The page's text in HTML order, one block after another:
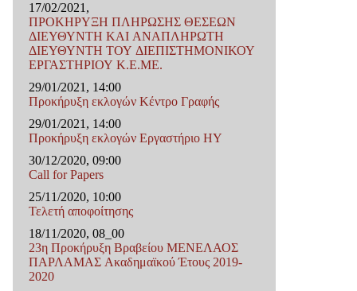
17/02/2021,
ΠΡΟΚΗΡΥΞΗ ΠΛΗΡΩΣΗΣ ΘΕΣΕΩΝ
ΔΙΕΥΘΥΝΤΗ ΚΑΙ ΑΝΑΠΛΗΡΩΤΗ
ΔΙΕΥΘΥΝΤΗ ΤΟΥ ΔΙΕΠΙΣΤΗΜΟΝΙΚΟΥ
ΕΡΓΑΣΤΗΡΙΟΥ Κ.Ε.ΜΕ.
29/01/2021, 14:00
Προκήρυξη εκλογών Κέντρο Γραφής
29/01/2021, 14:00
Προκήρυξη εκλογών Εργαστήριο ΗΥ
30/12/2020, 09:00
Call for Papers
25/11/2020, 10:00
Τελετή αποφοίτησης
18/11/2020, 08_00
23η Προκήρυξη Βραβείου ΜΕΝΕΛΑΟΣ
ΠΑΡΛΑΜΑΣ Ακαδημαϊκού Έτους 2019-
2020